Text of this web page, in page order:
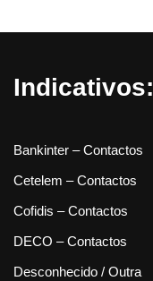
Indicativos:
Bankinter – Contactos
Cetelem – Contactos
Cofidis – Contactos
DECO – Contactos
Desconhecido / Outra